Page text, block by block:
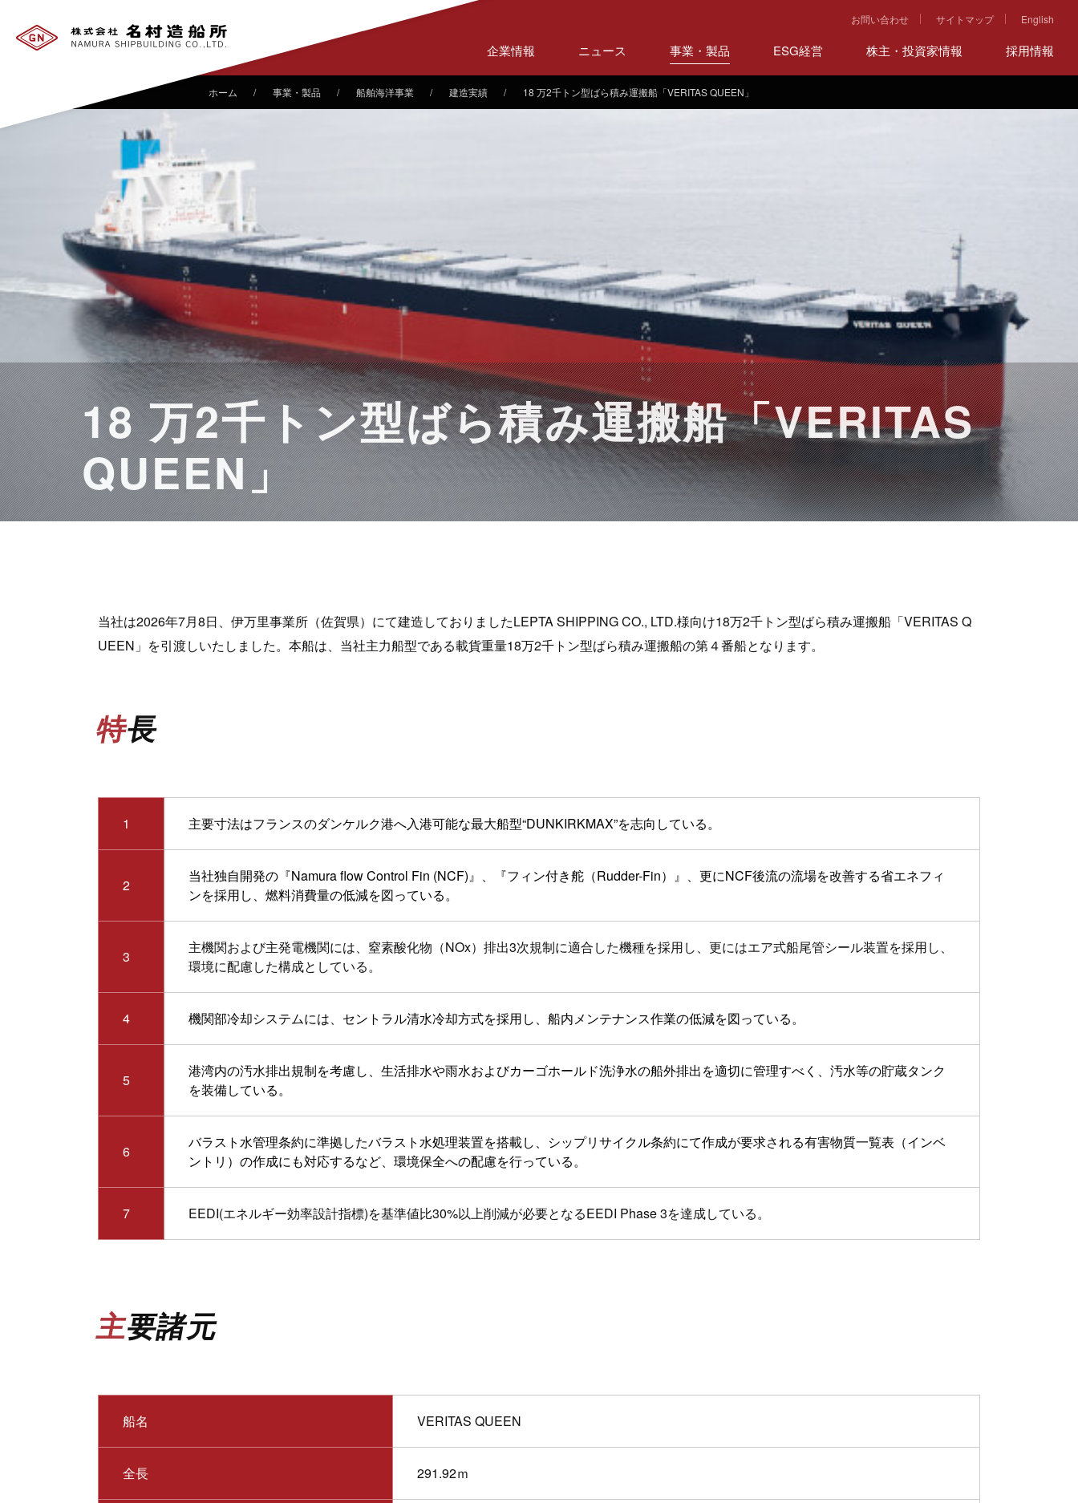
企業情報 ニュース 事業・製品 ESG経営 株主・投資家情報 採用情報
お問い合わせ サイトマップ English
事業・製品 船舶海洋事業 建造実績 18 万2千トン型ばら積み運搬船「VERITAS QUEEN」
18 万2千トン型ばら積み運搬船「VERITAS
QUEEN」
当社は2026年7月8日、伊万里事業所（佐賀県）にて建造しておりましたLEPTA SHIPPING CO., LTD.様向け18万2千トン型ばら積み運搬船「VERITAS Q
UEEN」を引渡しいたしました。本船は、当社主力船型である載貨重量18万2千トン型ばら積み運搬船の第４番船となります。
特長
1 主要寸法はフランスのダンケルク港へ入港可能な最大船型“DUNKIRKMAX”を志向している。
2
当社独自開発の『Namura flow Control Fin (NCF)』、『フィン付き舵（Rudder-Fin）』、更にNCF後流の流場を改善する省エネフィ
ンを採用し、燃料消費量の低減を図っている。
3
主機関および主発電機関には、窒素酸化物（NOx）排出3次規制に適合した機種を採用し、更にはエア式船尾管シール装置を採用し、
環境に配慮した構成としている。
4 機関部冷却システムには、セントラル清水冷却方式を採用し、船内メンテナンス作業の低減を図っている。
5
港湾内の汚水排出規制を考慮し、生活排水や雨水およびカーゴホールド洗浄水の船外排出を適切に管理すべく、汚水等の貯蔵タンク
を装備している。
6
バラスト水管理条約に準拠したバラスト水処理装置を搭載し、シップリサイクル条約にて作成が要求される有害物質一覧表（インベ
ントリ）の作成にも対応するなど、環境保全への配慮を行っている。
7 EEDI(エネルギー効率設計指標)を基準値比30%以上削減が必要となるEEDI Phase 3を達成している。
主要諸元
船名 VERITAS QUEEN
全長 291.92ｍ